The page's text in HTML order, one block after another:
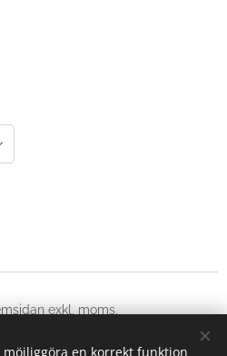
exkl, moms.
en korrekt funktion